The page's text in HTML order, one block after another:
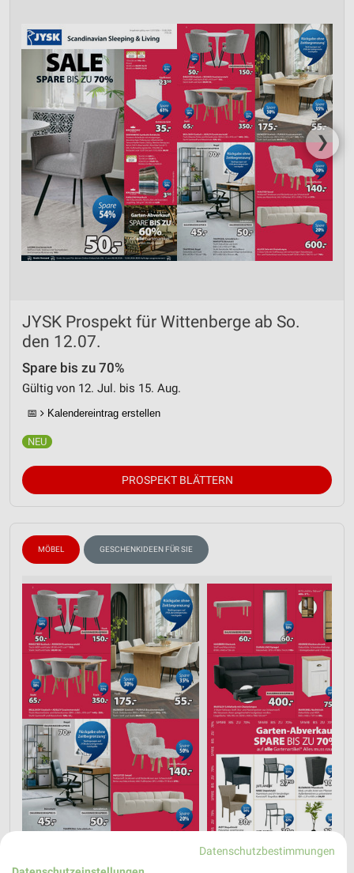
❯
JYSK Prospekt für Wittenberge ab So.
den 12.07.
Spare bis zu 70%
Gültig von 12. Jul. bis 15. Aug.
📅 Kalendereintrag erstellen
PROSPEKT BLÄTTERN
MÖBEL GESCHENKIDEEN FÜR SIE
Datenschutzbestimmungen